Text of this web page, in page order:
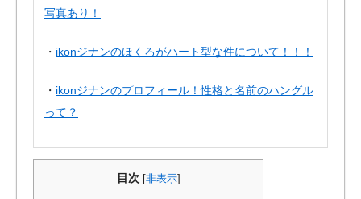
写真あり！
・ ikonジナンのほくろがハート型な件について！！！
・ ikonジナンのプロフィール！性格と名前のハングル
って？
目次 非表示]